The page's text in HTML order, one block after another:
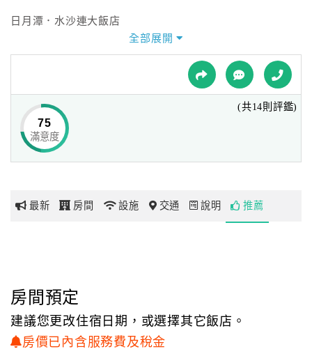
球
網
玩
地
圖
顧
日月潭．水沙連大飯店
座落於南投日月潭，面向湖畔，背靠群山，被大自然擁抱的
環境令人心曠神怡，
望著湖面啜飲一杯咖啡，感受這股恬靜愜意！
飯店外觀高貴氣派，進入大廳便能感受到我們對旅客的用心
與歡迎，
由飯店人員溫柔地帶領著旅人們開啟日月潭之旅的序幕，讓
您輕鬆自在地享受美好假期。
區不同面貌，
我們提供著美味佳餚，
不論是傳統中式餐點或是西式早餐皆新鮮現做，更有著日月
全部展開
75
滿意度
(共14則評鑑)
最新 房間 設施 交通 說明 推薦
房間預定
建議您更改住宿日期，或選擇其它飯店。
房價已內含服務費及稅金